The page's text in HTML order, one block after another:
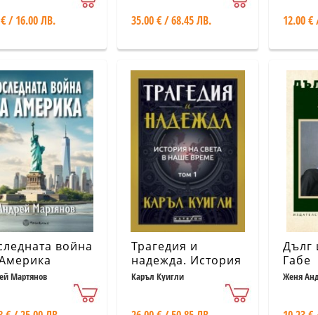
/ 16.00 ЛВ. 35.00 € / 68.45 ЛВ. 12.00
война
Мартянов
Трагедия и
надежда. История
на света в наше
Каръл Куигли
Дълг
Габе
Женя